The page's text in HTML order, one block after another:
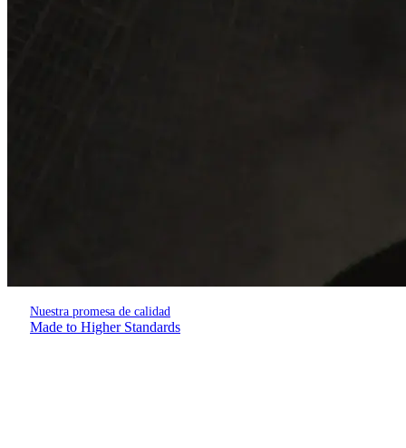
Nuestra promesa de calidad
Made to Higher Standards